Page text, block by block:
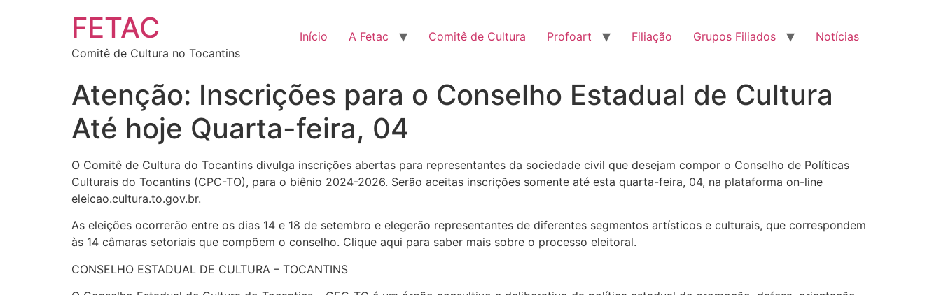
FETAC
Comitê de Cultura no Tocantins
Início A Fetac Comitê de Cultura Profoart Filiação Grupos Filiados Notícias
Atenção: Inscrições para o Conselho Estadual de Cultura
Até hoje Quarta-feira, 04
O Comitê de Cultura do Tocantins divulga inscrições abertas para representantes da sociedade civil que desejam compor o Conselho de Políticas
Culturais do Tocantins (CPC-TO), para o biênio 2024-2026. Serão aceitas inscrições somente até esta quarta-feira, 04, na plataforma on-line
eleicao.cultura.to.gov.br.
As eleições ocorrerão entre os dias 14 e 18 de setembro e elegerão representantes de diferentes segmentos artísticos e culturais, que correspondem
às 14 câmaras setoriais que compõem o conselho. Clique aqui para saber mais sobre o processo eleitoral.
CONSELHO ESTADUAL DE CULTURA – TOCANTINS